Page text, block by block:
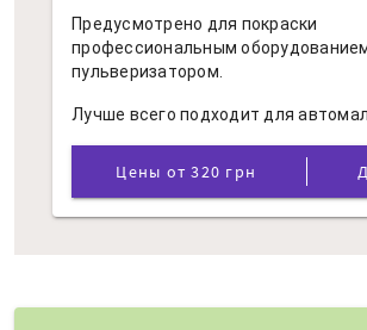
Предусмотрено для покраски
профессиональным
пульверизатором.
Лучше всего подходит для
Цены от 320 грн